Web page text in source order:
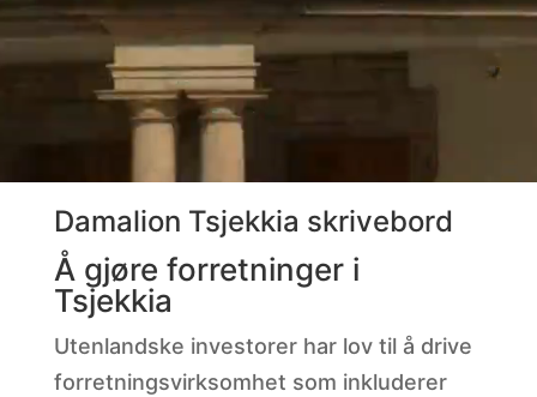
Damalion Tsjekkia skrivebord
Å gjøre forretninger i
Tsjekkia
Utenlandske investorer har lov til å drive
forretningsvirksomhet som inkluderer